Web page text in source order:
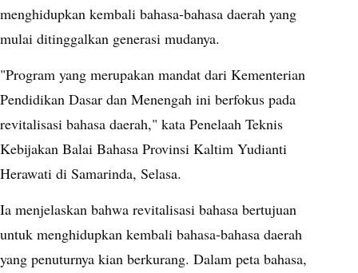
menghidupkan kembali bahasa-bahasa daerah yang
mulai ditinggalkan generasi mudanya.
"Program yang merupakan mandat dari Kementerian
Pendidikan Dasar dan Menengah ini berfokus pada
revitalisasi bahasa daerah," kata Penelaah Teknis
Kebijakan Balai Bahasa Provinsi Kaltim Yudianti
Herawati di Samarinda, Selasa.
Ia menjelaskan bahwa revitalisasi bahasa bertujuan
untuk menghidupkan kembali bahasa-bahasa daerah
yang penuturnya kian berkurang. Dalam peta bahasa,